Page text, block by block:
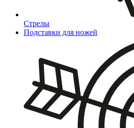
Стрелы
Подставки для ножей